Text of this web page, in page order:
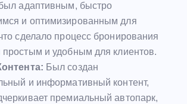
адаптивным, быстро
и оптимизированным для
сделало процесс бронирования
простым и удобным для клиентов.
Был создан
и информативный контент,
премиальный автопарк,